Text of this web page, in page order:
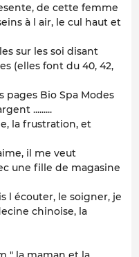
de cette femme
à l air, le cul haut et
sur les soi disant
(elles font du 40, 42,
pages Bio Spa Modes
.........
la frustration, et
il me veut
une fille de magasine
l écouter, le soigner, je
chinoise, la